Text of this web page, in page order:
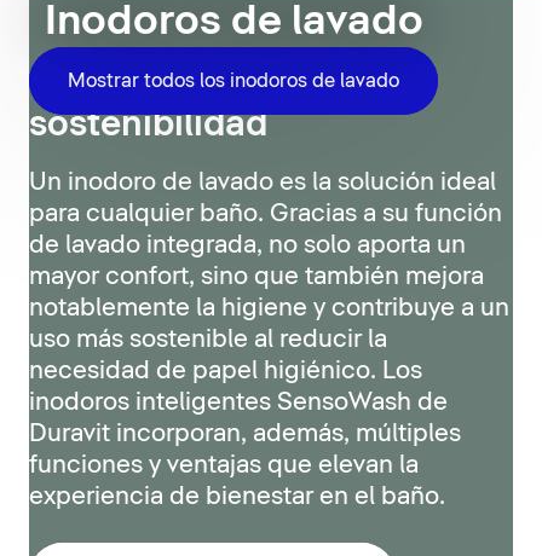
Inodoros de lavado
Mostrar todos los inodoros de lavado
Confort, higiene y
sostenibilidad
Un inodoro de lavado es la solución ideal
para cualquier baño. Gracias a su función
de lavado integrada, no solo aporta un
mayor confort, sino que también mejora
notablemente la higiene y contribuye a un
uso más sostenible al reducir la
necesidad de papel higiénico. Los
inodoros inteligentes SensoWash de
Duravit incorporan, además, múltiples
funciones y ventajas que elevan la
experiencia de bienestar en el baño.